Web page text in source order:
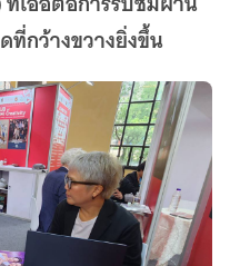
กว้างขวางยิ่งขึ้น